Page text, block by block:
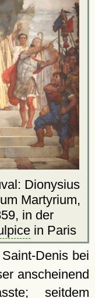
Dionysius
Martyrium,
in der
in Paris
Denis bei
anscheinend
seitdem